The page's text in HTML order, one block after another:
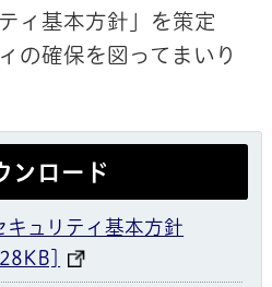
ィ基本方針」を策定
の確保を図ってまいり
ンロード
キュリティ基本方針